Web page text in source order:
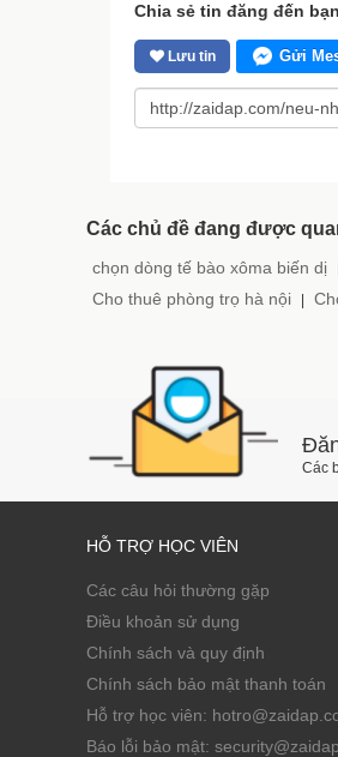
Chia sẻ tin đăng đến
Lưu tin Gửi
Các chủ đề đang được
chọn dòng tế bào xôma biến dị
Cho thuê phòng trọ hà nội
Các
HỖ TRỢ HỌC VIÊN
Các câu hỏi thường gặp
Điều khoản sử dụng
Chính sách và quy định
Chính sách bảo mật thanh toán
Hỗ trợ học viên:
Báo lỗi bảo mật: